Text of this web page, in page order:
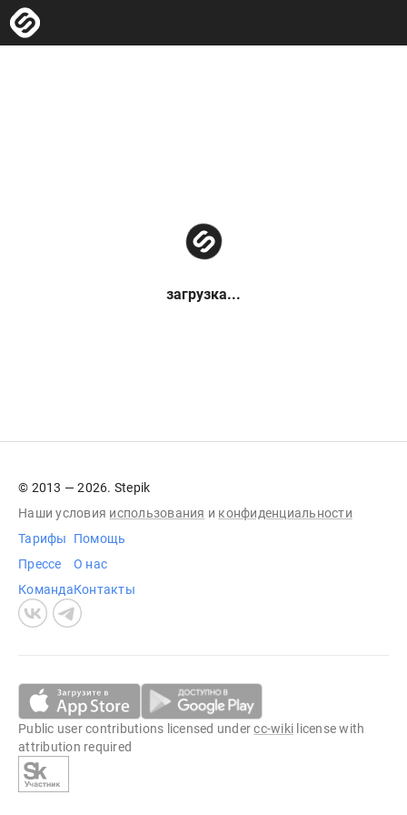
загрузка...
© 2013 — 2026. Stepik
Наши условия использования и конфиденциальности
Тарифы
Прессе
Команда
Помощь
О нас
Контакты
Public user contributions licensed undercc-wiki license with
attribution required